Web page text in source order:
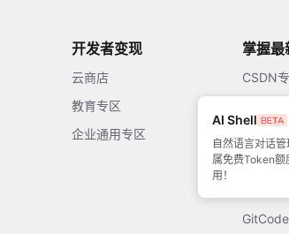
开发者变现
云商店
教育专区
企业通用专区
掌握最
CSDN
51CTO
GitCode
AI Shell
自然语言对话
属免费Token额
用！